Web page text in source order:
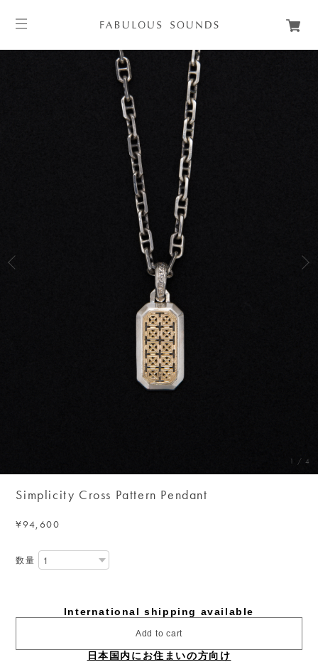
1 /4
Simplicity Cross Pattern Pendant
¥94,600
数量
International shipping available
Add to cart
日本国内にお住まいの方向け